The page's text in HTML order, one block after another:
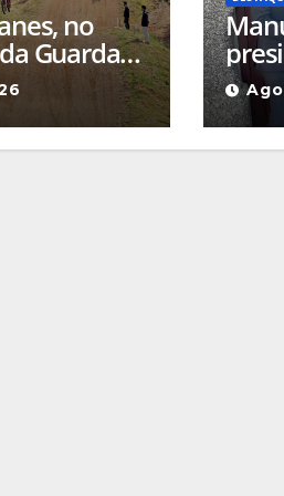
no
Guarda
sábado a de
foi